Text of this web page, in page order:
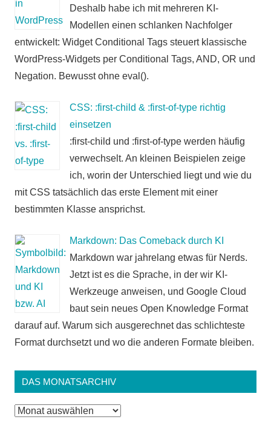
Deshalb habe ich mit mehreren KI-
Modellen einen schlanken Nachfolger
entwickelt: Widget Conditional Tags steuert klassische
WordPress-Widgets per Conditional Tags, AND, OR und
Negation. Bewusst ohne eval().
CSS: :first-child & :first-of-type richtig
einsetzen
:first-child und :first-of-type werden häufig
verwechselt. An kleinen Beispielen zeige
ich, worin der Unterschied liegt und wie du
mit CSS tatsächlich das erste Element mit einer
bestimmten Klasse ansprichst.
Markdown: Das Comeback durch KI
Markdown war jahrelang etwas für Nerds.
Jetzt ist es die Sprache, in der wir KI-
Werkzeuge anweisen, und Google Cloud
baut sein neues Open Knowledge Format
darauf auf. Warum sich ausgerechnet das schlichteste
Format durchsetzt und wo die anderen Formate bleiben.
DAS MONATSARCHIV
Das